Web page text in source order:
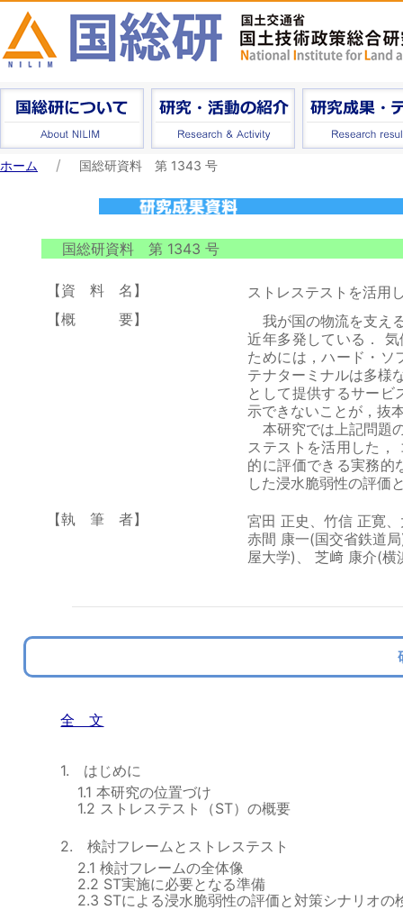
ホーム 国総研資料 第 1343 号
国総研資料 第 1343 号
【資 料 名】
ストレステストを活用
【概 要】
我が国の物流を支え
近年多発している．
ためには，ハード・ソ
テナターミナルは多様
として提供するサー
示できないことが，抜
本研究では上記問題
ステストを活用した，
的に評価できる実務的
した浸水脆弱性の評価
【執 筆 者】
宮田 正史、竹信 正寛
赤間 康一(国交省鉄道
屋大学)、 芝﨑 康介(
全 文
1. はじめに
1.1 本研究の位置づけ
1.2 ストレステスト（ST）の概要
2. 検討フレームとストレステスト
2.1 検討フレームの全体像
2.2 ST実施に必要となる準備
2.3 STによる浸水脆弱性の評価と対策シナリオの